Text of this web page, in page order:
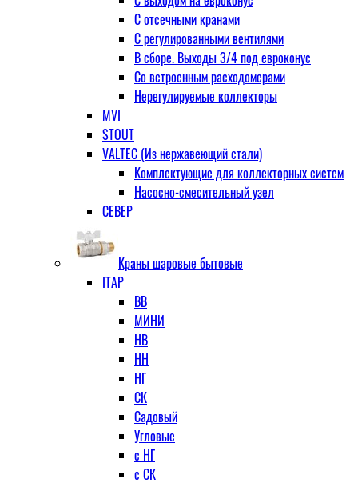
С отсечными кранами
С регулированными вентилями
В сборе. Выходы 3/4 под евроконус
Со встроенным расходомерами
Нерегулируемые коллекторы
MVI
STOUT
VALTEC (Из нержавеющий стали)
Комплектующие для коллекторных систем
Насосно-смесительный узел
СЕВЕР
Краны шаровые бытовые
ITAP
ВВ
МИНИ
НВ
НН
НГ
СК
Садовый
Угловые
с НГ
с СК